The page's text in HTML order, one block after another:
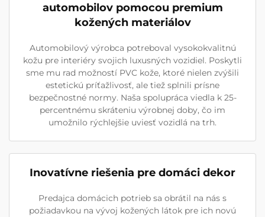
automobilov pomocou premium
kožených materiálov
Automobilový výrobca potreboval vysokokvalitnú
kožu pre interiéry svojich luxusných vozidiel. Poskytli
sme mu rad možností PVC kože, ktoré nielen zvýšili
estetickú príťažlivosť, ale tiež splnili prísne
bezpečnostné normy. Naša spolupráca viedla k 25-
percentnému skráteniu výrobnej doby, čo im
umožnilo rýchlejšie uviesť vozidlá na trh.
Inovatívne riešenia pre domáci dekor
Predajca domácich potrieb sa obrátil na nás s
požiadavkou na vývoj kožených látok pre ich novú